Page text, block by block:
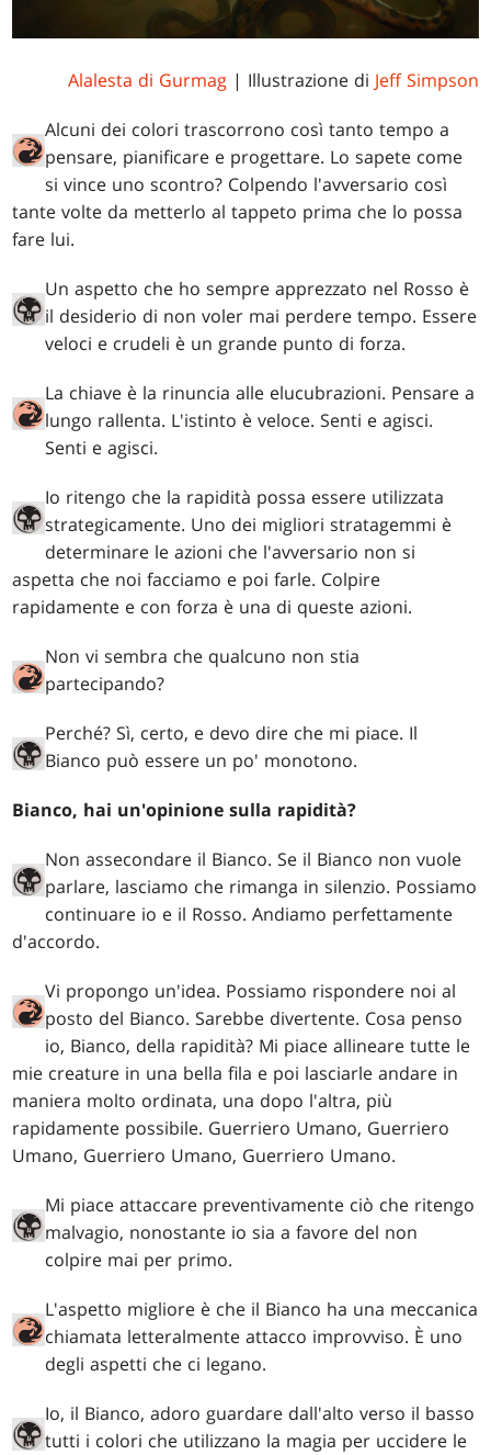
Alalesta di Gurmag| Illustrazione di Jeff Simpson
Alcuni dei colori trascorrono così tanto tempo a
pensare, pianificare e progettare. Lo sapete come
si vince uno scontro? Colpendo l'avversario così
tante volte da metterlo al tappeto prima che lo possa
fare lui.
Un aspetto che ho sempre apprezzato nel Rosso è
il desiderio di non voler mai perdere tempo. Essere
veloci e crudeli è un grande punto di forza.
La chiave è la rinuncia alle elucubrazioni. Pensare a
lungo rallenta. L'istinto è veloce. Senti e agisci.
Senti e agisci.
Io ritengo che la rapidità possa essere utilizzata
strategicamente. Uno dei migliori stratagemmi è
determinare le azioni che l'avversario non si
aspetta che noi facciamo e poi farle. Colpire
rapidamente e con forza è una di queste azioni.
Non vi sembra che qualcuno non stia
partecipando?
Perché? Sì, certo, e devo dire che mi piace. Il
Bianco può essere un po' monotono.
Bianco, hai un'opinione sulla rapidità?
Non assecondare il Bianco. Se il Bianco non vuole
parlare, lasciamo che rimanga in silenzio. Possiamo
continuare io e il Rosso. Andiamo perfettamente
d'accordo.
Vi propongo un'idea. Possiamo rispondere noi al
posto del Bianco. Sarebbe divertente. Cosa penso
io, Bianco, della rapidità? Mi piace allineare tutte le
mie creature in una bella fila e poi lasciarle andare in
maniera molto ordinata, una dopo l'altra, più
rapidamente possibile. Guerriero Umano, Guerriero
Umano, Guerriero Umano, Guerriero Umano.
Mi piace attaccare preventivamente ciò che ritengo
malvagio, nonostante io sia a favore del non
colpire mai per primo.
L'aspetto migliore è che il Bianco ha una meccanica
chiamata letteralmente attacco improvviso. È uno
degli aspetti che ci legano.
Io, il Bianco, adoro guardare dall'alto verso il basso
tutti i colori che utilizzano la magia per uccidere le